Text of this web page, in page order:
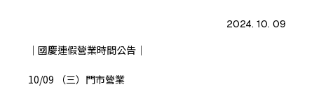
2024. 10. 09
｜國慶連假營業時間公告｜
10/09 （三）門市營業